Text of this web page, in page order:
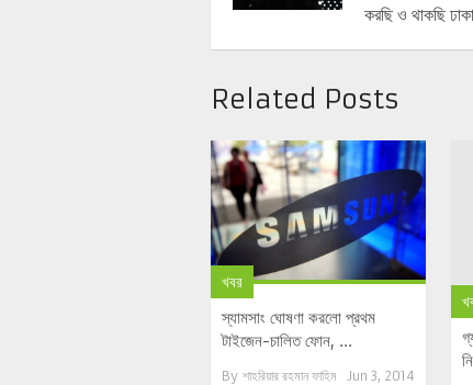
করছি ও থাকছি
Related Posts
খবর
স্যামসাং ঘোষণা করলো প্রথম
টাইজেন-চালিত ফোন, ...
By শাহরিয়ার রহমান ফাহিম Jun 3, 2014